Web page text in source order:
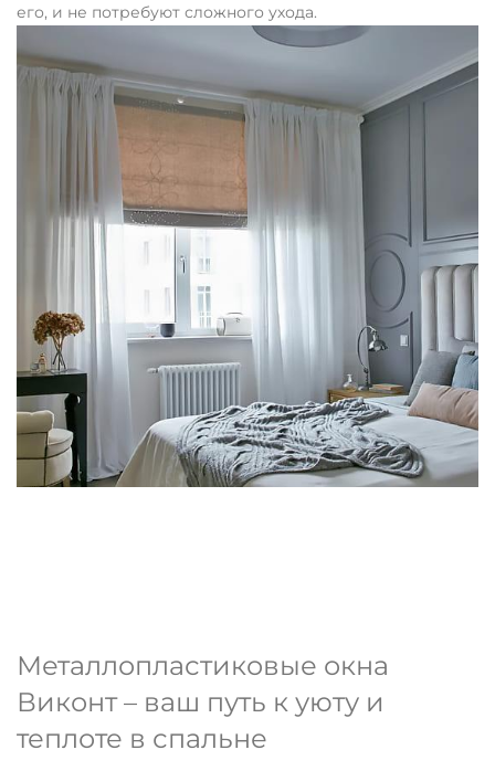
его, и не потребуют сложного ухода.
Металлопластиковые окна
Виконт – ваш путь к уюту и
теплоте в спальне